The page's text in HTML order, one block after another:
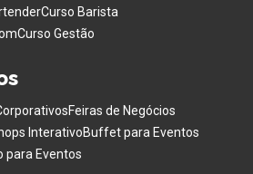
Curso Barista
Curso Gestão
Feiras de Negócios
InterativoBuffet para Eventos
para Eventos